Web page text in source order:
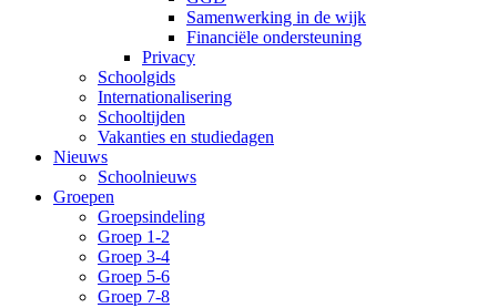
Samenwerking in de wijk
Financiële ondersteuning
Privacy
Schoolgids
Internationalisering
Schooltijden
Vakanties en studiedagen
Nieuws
Schoolnieuws
Groepen
Groepsindeling
Groep 1-2
Groep 3-4
Groep 5-6
Groep 7-8